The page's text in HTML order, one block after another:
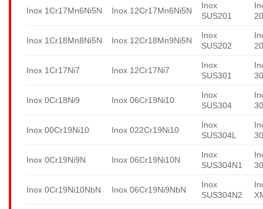
Inox 1Cr17Mn6Ni5N Inox 12Cr17Mn6Ni5N
Inox
SUS201
Inox 1Cr18Mn8Ni5N Inox 12Cr18Mn9Ni5N
Inox
SUS202
Inox 1Cr17Ni7 Inox 12Cr17Ni7
Inox
SUS301
Inox 0Cr18Ni9 Inox 06Cr19Ni10
Inox
SUS304
Inox 00Cr19Ni10 Inox 022Cr19Ni10
Inox
SUS304L
Inox 0Cr19Ni9N Inox 06Cr19Ni10N
Inox
SUS304N1
Inox 0Cr19Ni10NbN Inox 06Cr19Ni9NbN
Inox
SUS304N2